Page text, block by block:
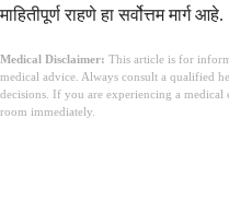
माहितीपूर्ण राहणे हा सर्वोत्तम मार्ग आहे.
Medical Disclaimer: This article is for
medical advice. Always consult a qualified
decisions. If you are experiencing a medical
room immediately.